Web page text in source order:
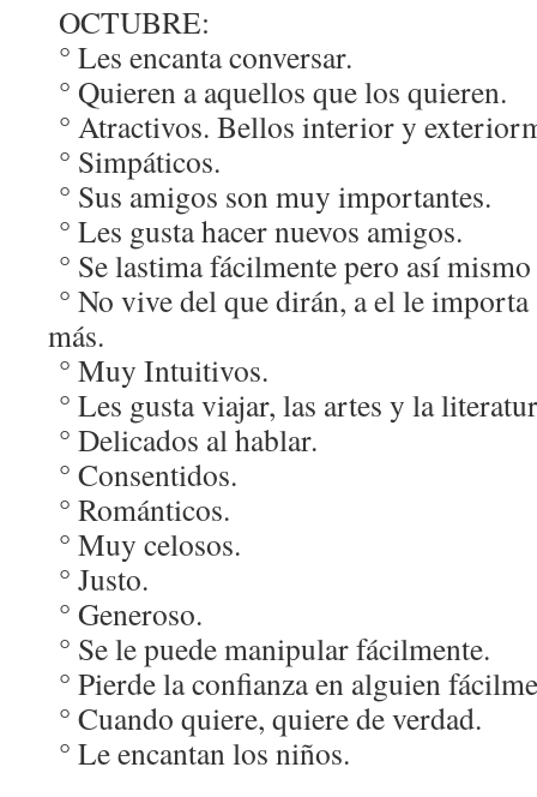
OCTUBRE:
° Les encanta conversar.
° Quieren a aquellos que los quieren.
° Atractivos. Bellos interior y
° Simpáticos.
° Sus amigos son muy importantes.
° Les gusta hacer nuevos amigos.
° Se lastima fácilmente pero así
° No vive del que dirán, a el le
más.
° Muy Intuitivos.
° Les gusta viajar, las artes y la
° Delicados al hablar.
° Consentidos.
° Románticos.
° Muy celosos.
° Justo.
° Generoso.
° Se le puede manipular fácilmente.
° Pierde la confianza en alguien
° Cuando quiere, quiere de verdad.
° Le encantan los niños.